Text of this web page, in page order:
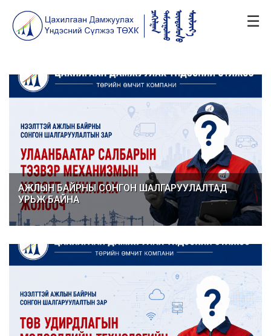
☰
АЖЛЫН БАЙРНЫ СОНГОН ШАЛГАРУУЛАЛТАД
УРЬЖ БАЙНА